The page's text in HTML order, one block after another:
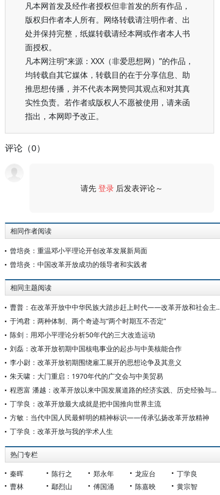
凡本网首发及经作者授权但非首发的所有作品，
版权归作者本人所有。网络转载请注明作者、出
处并保持完整，纸媒转载请经本网或作者本人书
面授权。
凡本网注明“来源：XXX（非爱思想网）”的作品，
均转载自其它媒体，转载目的在于分享信息、助
推思想传播，并不代表本网赞同其观点和对其真
实性负责。若作者或版权人不愿被使用，请来函
指出，本网即予改正。
评论（0）
请先登录 后发表评论～
相同作者阅读
曾培炎：重温邓小平理论开创改革发展新局面
曾培炎：中国改革开放成功的领导者和实践者
相同主题阅读
曹普：在改革开放中中华民族大踏步
于鸿君：两种体制、两个奇迹与“两个时期互不否定”
陈剑：用邓小平理论分析50年代的三大改造运动
刘磊：改革开放初期中国核电事业的起步与中美核能合作
李小尉：改革开放初期围绕雇工展开的思想论争及其意义
朱天啸：大门重启：1970年代的广交会与中美贸易
程恩富 潘越：改革开放以来中国发展道路的经济实践、历史经验与未来进路
丁学良：改革开放最大成就是把中国推向世界主流
方敏：当代中国人民最鲜明的精神标识——传承弘扬改革开放精神
丁学良：改革开放与我的学术人生
热门专栏
秦晖 陈行之 郑永年 龙应台
丁学良
曹林
鄢烈山 傅国涌 陈嘉映
黄宗智